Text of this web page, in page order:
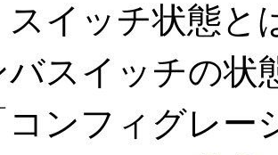
スイッチ状態と
バスイッチの状
コンフィグレー